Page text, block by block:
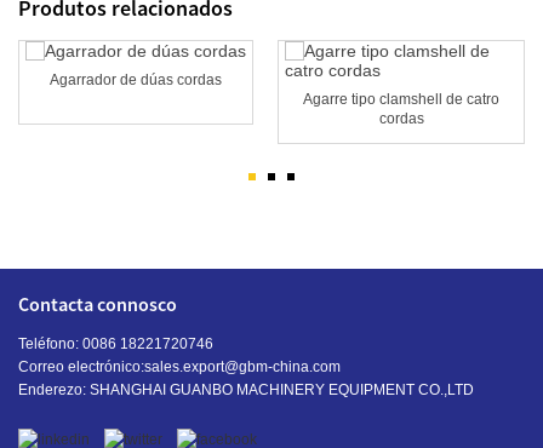
Produtos relacionados
Agarrador de dúas cordas
Agarre tipo clamshell de catro
cordas
Contacta connosco
Teléfono: 0086 18221720746
Correo electrónico:sales.export@gbm-china.com
Enderezo: SHANGHAI GUANBO MACHINERY EQUIPMENT CO.,LTD